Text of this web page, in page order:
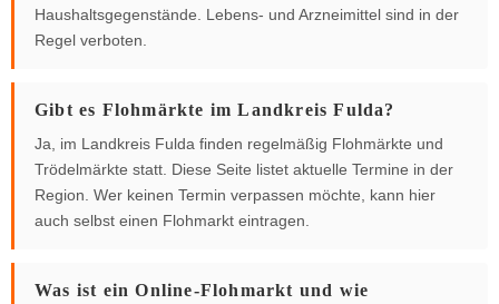
Haushaltsgegenstände. Lebens- und Arzneimittel sind in der
Regel verboten.
Gibt es Flohmärkte im Landkreis Fulda?
Ja, im Landkreis Fulda finden regelmäßig Flohmärkte und
Trödelmärkte statt. Diese Seite listet aktuelle Termine in der
Region. Wer keinen Termin verpassen möchte, kann hier
auch selbst einen Flohmarkt eintragen.
Was ist ein Online-Flohmarkt und wie